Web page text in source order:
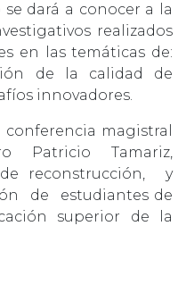
dará a conocer a la
realizados
en las temáticas de:
de la calidad de
innovadores.
magistral
Patricio Tamariz,
reconstrucción, y
de estudiantes de
superior de la